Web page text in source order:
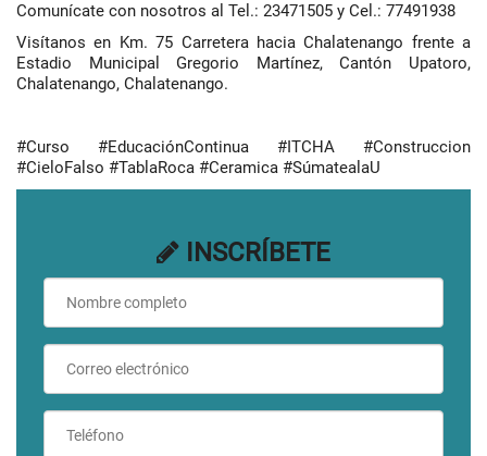
Comunícate con nosotros al Tel.: 23471505 y Cel.: 77491938
Visítanos en Km. 75 Carretera hacia Chalatenango frente a
Estadio Municipal Gregorio Martínez, Cantón Upatoro,
Chalatenango, Chalatenango.
#Curso #EducaciónContinua #ITCHA #Construccion
#CieloFalso #TablaRoca #Ceramica #SúmatealaU
INSCRÍBETE